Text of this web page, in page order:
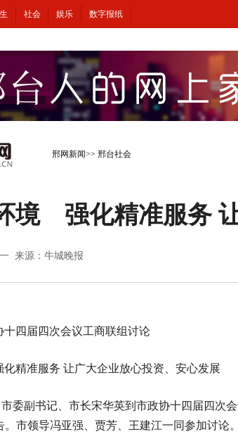
社会 娱乐 数字报纸
邢网新闻>> 邢台社会
境 强化精准服务
一 来源：牛城晚报
十四届四次会议工商联组讨论
精准服务 让广大企业放心投资、安心发展
委副书记、市长宋华英到市政协十四届四次
市领导冯亚强、贾芳、王建江一同参加讨论。